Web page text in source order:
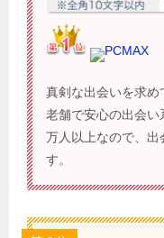
PCMAX
真剣な出会いを求
老舗で安心の出会
万人以上なので、出
す。